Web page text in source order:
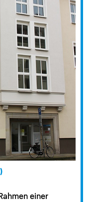
einer